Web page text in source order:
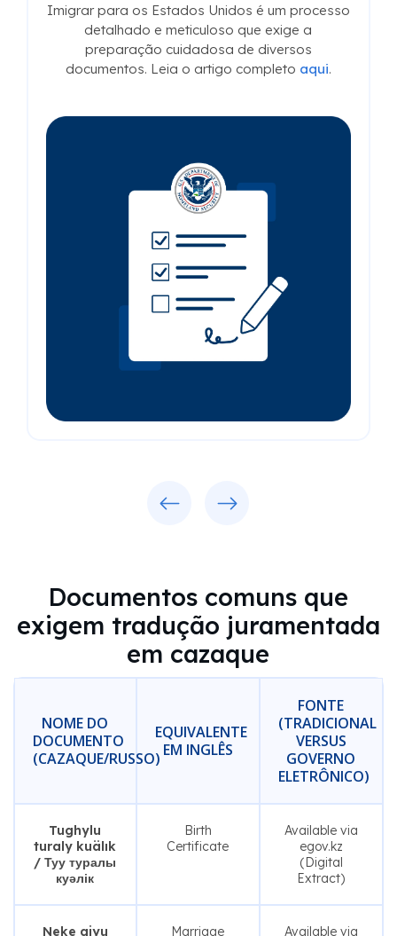
Imigrar para os Estados Unidos é um processo
detalhado e meticuloso que exige a
preparação cuidadosa de diversos
documentos. Leia o artigo completo aqui.
Documentos comuns que
exigem tradução juramentada
em cazaque
NOME DO
DOCUMENTO
(CAZAQUE/RUSSO)
EQUIVALENTE
EM INGLÊS
FONTE
(TRADICIONAL
VERSUS
GOVERNO
ELETRÔNICO)
Tughylu
turaly kuälık
/ Туу туралы
куәлік
Birth
Certificate
Available via
egov.kz
(Digital
Extract)
Neke qiyu Marriage Available via